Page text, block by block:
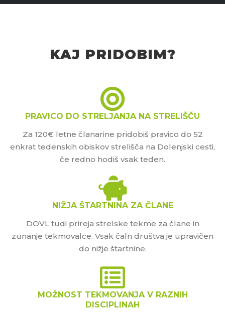
KAJ PRIDOBIM?
PRAVICO DO STRELJANJA NA STRELIŠČU
Za 120€ letne članarine pridobiš pravico do 52
enkrat tedenskih obiskov strelišča na Dolenjski cesti,
če redno hodiš vsak teden.
NIŽJA ŠTARTNINA ZA ČLANE
DOVL tudi prireja strelske tekme za člane in
zunanje tekmovalce. Vsak čaln društva je upravičen
do nižje štartnine.
MOŽNOST TEKMOVANJA V RAZNIH
DISCIPLINAH